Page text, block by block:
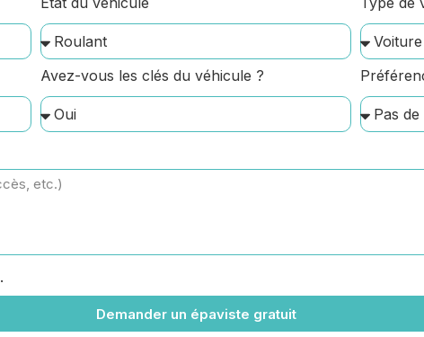
Avez-vous les clés du véhicule ?
.
Demander un épaviste gratuit